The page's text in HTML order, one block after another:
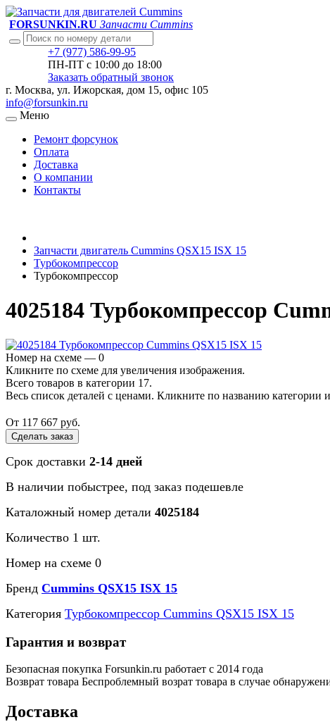
FORSUNKIN.RU Запчасти Cummins
+7 (977) 586-99-95
ПН-ПТ с 10:00 до 18:00
Заказать обратный звонок
г. Москва, ул. Ижорская, дом 15, офис 105
info@forsunkin.ru
Меню
Ремонт форсунок
Оплата
Доставка
О компании
Контакты
Запчасти двигатель Cummins QSX15 ISX 15
Турбокомпрессор
Турбокомпрессор
4025184 Турбокомпрессор
Номер на схеме — 0
Кликните по схеме для увеличения изображения.
Всего товаров в категории 17.
Весь список деталей с ценами. Кликните по названию категории
От 117 667 руб.
Сделать заказ
Срок доставки 2-14 дней
В наличии побыстрее, под заказ подешевле
Каталожный номер детали 4025184
Количество 1 шт.
Номер на схеме 0
Бренд Cummins QSX15 ISX 15
Категория Турбокомпрессор Cummins QSX15 ISX 15
Гарантия и возврат
Безопасная покупка Forsunkin.ru работает с 2014 года
Возврат товара Беспроблемный возрат товара в случае
Доставка